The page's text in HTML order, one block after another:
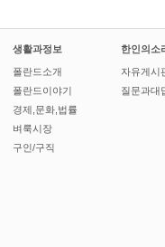
생활과정보
폴란드소개
폴란드이야기
경제,문화,법률
벼룩시장
구인/구직
한인의소
자유게시
질문과대